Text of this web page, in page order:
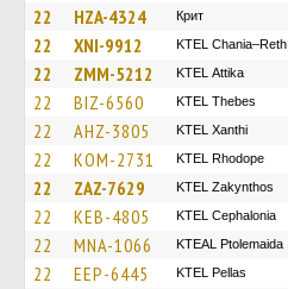
22 HZA-4324 Крит
22 XNI-9912 KTEL Chania–Reth.
22 ZMM-5212 KΤΕL Αttika
22 BIZ-6560 KTEL Thebes
22 AHZ-3805 KTEL Xanthi
22 KOM-2731 KTEL Rhodope
22 ZAZ-7629 KTEL Zakynthos
22 KEB-4805 KTEL Cephalonia
22 MNA-1066 KTEAL Ptolemaida
22 EEP-6445 KTEL Pellas